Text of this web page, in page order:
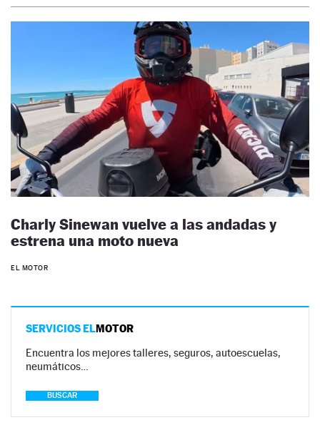
Charly Sinewan vuelve a las andadas y
estrena una moto nueva
EL MOTOR
SERVICIOS ELMOTOR
Encuentra los mejores talleres, seguros, autoescuelas,
neumáticos…
BUSCAR